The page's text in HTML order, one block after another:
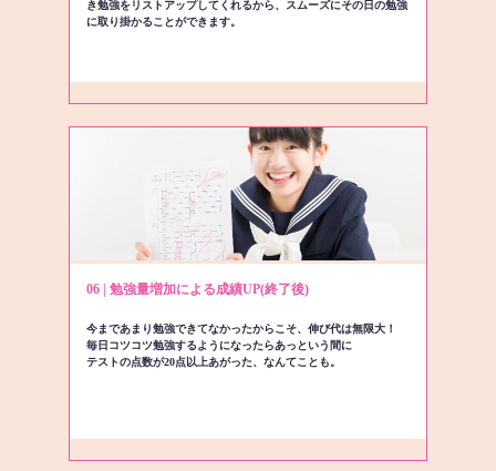
き勉強をリストアップしてくれるから、スムーズにその日の勉強
に取り掛かることができます。
06 | 勉強量増加による成績UP(終了後)
今まであまり勉強できてなかったからこそ、伸び代は無限大！
毎日コツコツ勉強するようになったらあっという間に
テストの点数が20点以上あがった、なんてことも。